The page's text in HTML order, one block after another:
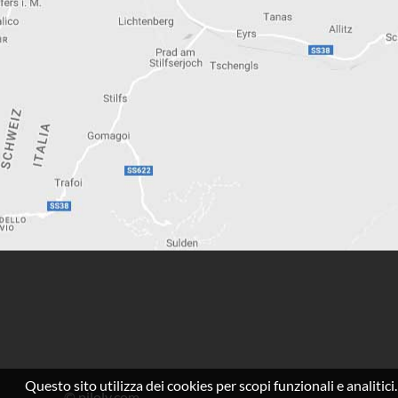
Questo sito utilizza dei cookies per scopi funzionali e